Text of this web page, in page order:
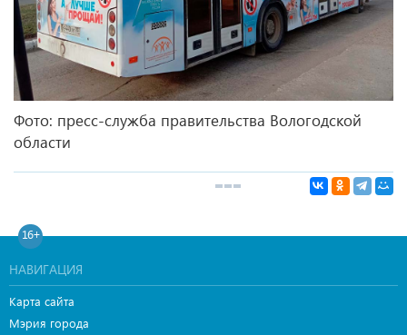
Фото: пресс-служба правительства Вологодской
области
16+
НАВИГАЦИЯ
Карта сайта
Мэрия города